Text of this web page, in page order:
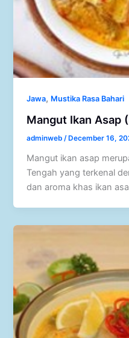
Jawa, Mustika Rasa Bahari
Mangut Ikan Asap
adminweb /December 16,
Mangut ikan asap
Tengah yang terkenal
dan aroma khas ikan